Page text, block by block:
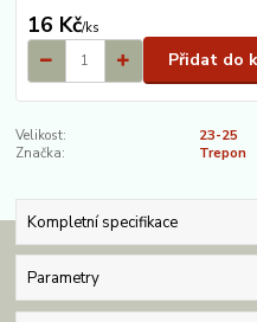
16 Kč/ks
Přidat do
Velikost:
23-25
Značka:
Trepon
Kompletní specifikace
Parametry